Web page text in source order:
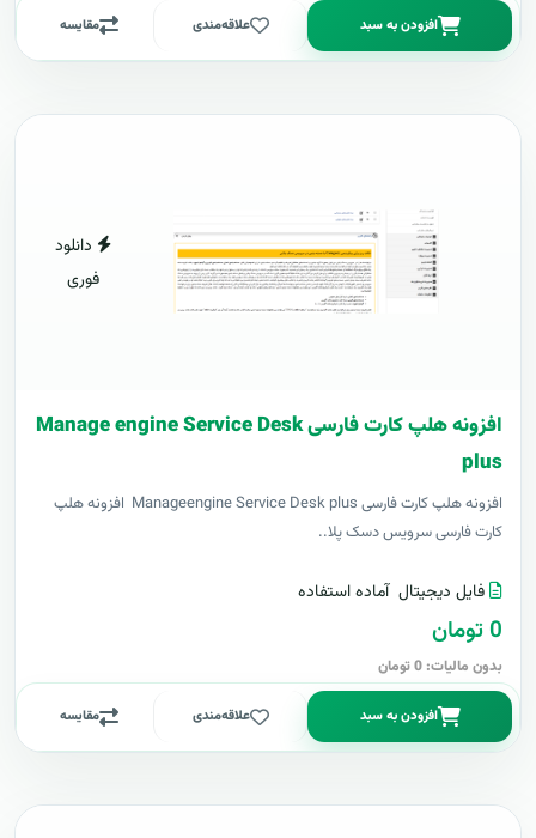
افزودن به سبد علاقه‌مندی مقایسه
دانلود
فوری
افزونه هلپ کارت فارسی Manage engine Service Desk
plus
افزونه هلپ کارت فارسی Manageengine Service Desk plus افزونه هلپ
کارت فارسی سرویس دسک پلا..
فایل دیجیتال آماده استفاده
0 تومان
بدون مالیات: 0 تومان
افزودن به سبد علاقه‌مندی مقایسه